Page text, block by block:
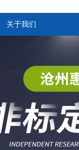
关于我们